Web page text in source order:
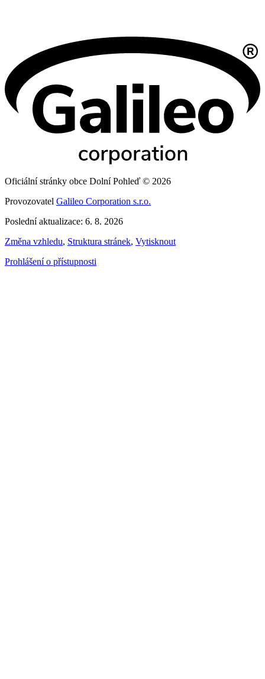
Oficiální stránky obce Dolní Pohleď © 2026
Provozovatel Galileo Corporation s.r.o.
Poslední aktualizace: 6. 8. 2026
Změna vzhledu, Struktura stránek, Vytisknout
Prohlášení o přístupnosti